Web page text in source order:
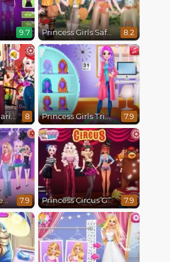
9.7 Princess Girls Safari Trip 8.2
Disney Travel Diaries: City Break 8 Princess Girls Trip To Aspen 7.9
Disney Princesses Runway Show 7.9 Princess Circus Getaway 7.9